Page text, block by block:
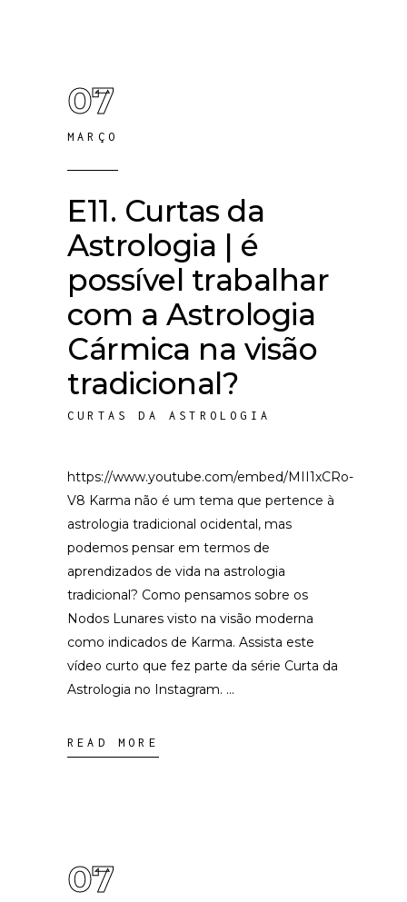
07
MARÇO
E11. Curtas da
Astrologia | é
possível trabalhar
com a Astrologia
Cármica na visão
tradicional?
CURTAS DA ASTROLOGIA
https://www.youtube.com/embed/MII1xCRo-
V8 Karma não é um tema que pertence à
astrologia tradicional ocidental, mas
podemos pensar em termos de
aprendizados de vida na astrologia
tradicional? Como pensamos sobre os
Nodos Lunares visto na visão moderna
como indicados de Karma. Assista este
vídeo curto que fez parte da série Curta da
Astrologia no Instagram.
READ MORE
07